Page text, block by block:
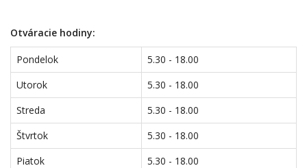
Otváracie hodiny:
Pondelok
5.30 - 18.00
Utorok
5.30 - 18.00
Streda
5.30 - 18.00
Štvrtok
5.30 - 18.00
Piatok
5.30 - 18.00